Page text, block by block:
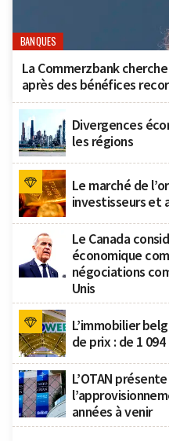
BANQUES
La Commerzbank
après des bénéfices
Divergences
les régions
Le marché de
investisseurs et
Le Canada
économique
négociations
Unis
L’immobilier
de prix : de 1
L’OTAN
années à venir